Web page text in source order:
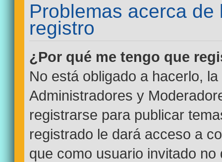
Problemas acerca
registro
¿Por qué me tengo que
No está obligado a hacerlo,
Administradores y
registrarse para publicar
registrado le dará acceso a
que como usuario invitado